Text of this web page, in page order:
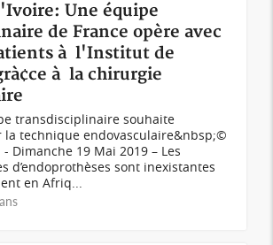
Une équipe
de France opère avec
à l'Institut de
à la chirurgie
transdisciplinaire souhaite
la technique endovasculaire&nbsp;©
- Dimanche 19 Mai 2019 – Les
d’endoprothèses sont inexistantes
en Afriq...